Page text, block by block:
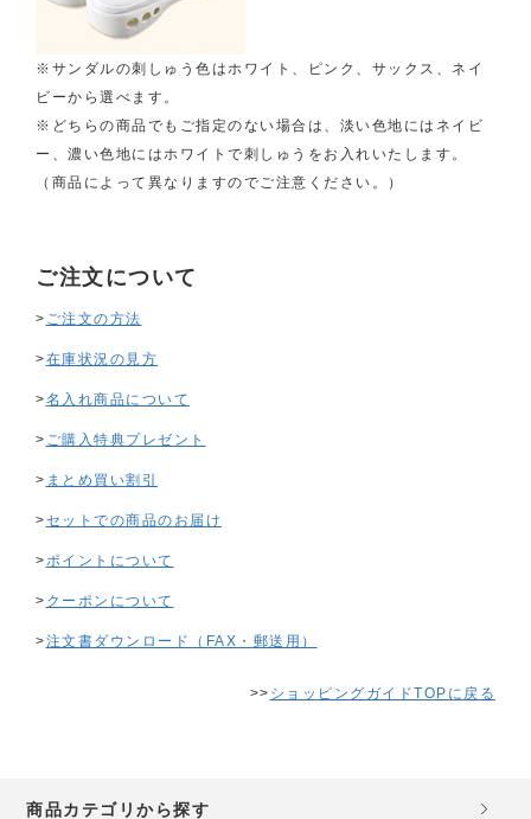
※サンダルの刺しゅう色はホワイト、ピンク、サックス、ネイ
ビーから選べます。
※どちらの商品でもご指定のない場合は、淡い色地にはネイビ
ー、濃い色地にはホワイトで刺しゅうをお入れいたします。
（商品によって異なりますのでご注意ください。）
ご注文について
> ご注文の方法
>在庫状況の見方
>名入れ商品について
> ご購入特典プレゼント
> まとめ買い割引
>セットでの商品のお届け
>ポイントについて
> クーポンについて
>注文書ダウンロード（FAX・郵送用）
>> ショッピングガイドTOPに戻る
商品カテゴリから探す